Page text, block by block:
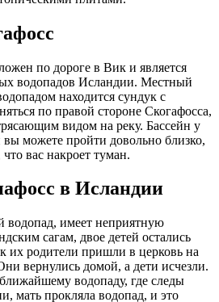
по дороге в Вик и является
водопадов Исландии. Местный
находится сундук с
по правой стороне Скогафосса,
видом на реку. Бассейн у
можете пройти довольно близко,
вас накроет туман.
в Исландии
водопад, имеет неприятную
сагам, двое детей остались
их родители пришли в церковь на
вернулись домой, а дети исчезли.
водопаду, где следы
мать прокляла водопад, и это